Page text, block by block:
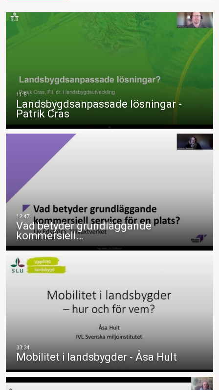
Landsbygdsanpassade lösningar -
Patrik Cras
Vad betyder grundläggande
kommersiell…
Mobilitet i landsbygder - Åsa Hult